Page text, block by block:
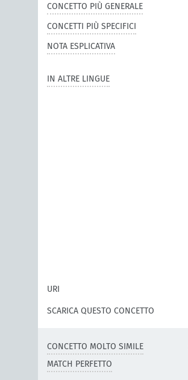
CONCETTO PIÙ GENERALE
CONCETTI PIÙ SPECIFICI
NOTA ESPLICATIVA
IN ALTRE LINGUE
URI
SCARICA QUESTO CONCETTO
CONCETTO MOLTO SIMILE
MATCH PERFETTO